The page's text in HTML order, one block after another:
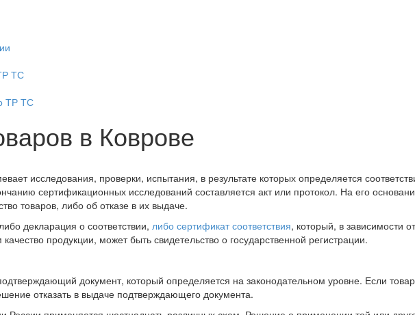
ТС
ТР ТС
в Коврове
исследования, проверки, испытания, в результате которых определяется
сертификационных исследований составляется акт или протокол. На его
товаров, либо об отказе в их выдаче.
декларация о соответствии, либо сертификат соответствия, который, в зависимости
продукции, может быть свидетельство о государственной регистрации.
документ, который определяется на законодательном уровне. Если
отказать в выдаче подтверждающего документа.